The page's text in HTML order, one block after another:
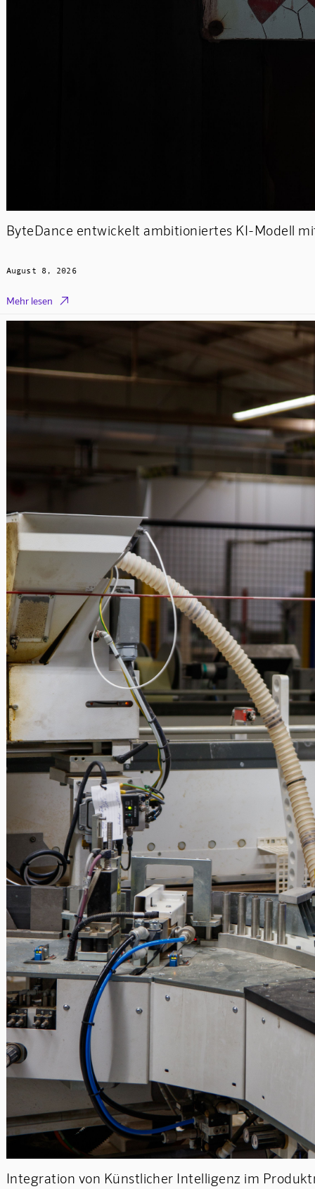
ByteDance entwickelt ambitioniertes KI-Modell
August 8, 2026
Mehr lesen 
Integration von Künstlicher Intelligenz im